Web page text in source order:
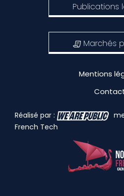
Publications
Marchés
Mentions
Réalisé par :
French Tech